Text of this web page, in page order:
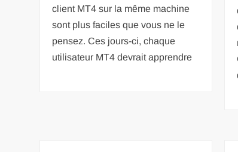
client MT4 sur la même machine
sont plus faciles que vous ne le
pensez. Ces jours-ci, chaque
utilisateur MT4 devrait apprendre